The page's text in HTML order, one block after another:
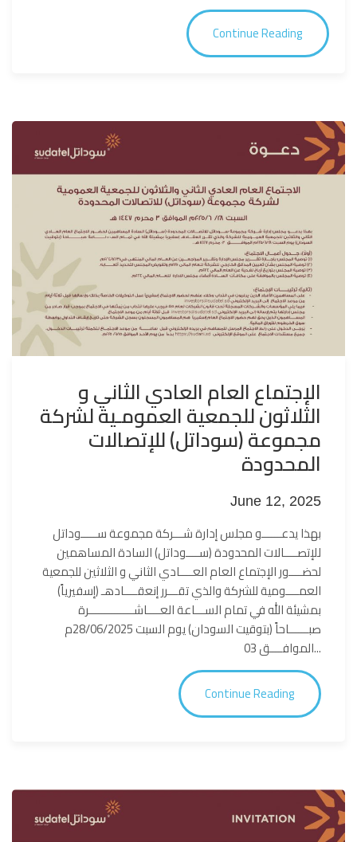
Continue Reading
الإجتماع العام العادي الثاني و
الثلاثون للجمعية العمومـية لشركة
مجموعة (سوداتل) للإتصالات
المحدودة
June 12, 2025
بهذا يدعــــــو مجلس إدارة شـــركة مجموعة ســـــوداتل
للإتصــــالات المحدودة (ســــوداتل) السادة المساهمين
لحضــــور الإجتماع العام العــــادي الثاني و الثلاثين للجمعية
العمــــومية للشركة والذي تقـــرر إنعقــــادهـ (إسفيرياً)
بمشيئة الله في تمام الســـاعة العــــاشــــــــــــــرة
صبــــــاحاً (بتوقيت السودان) يوم السبت 28/06/2025م
الموافــــق 03...
Continue Reading